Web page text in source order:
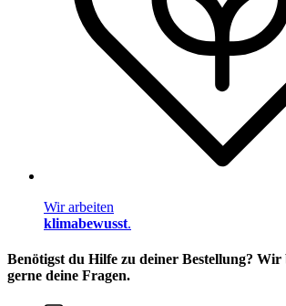
Wir arbeiten
klimabewusst.
Benötigst du Hilfe zu deiner Bestellung? Wir
gerne deine Fragen.